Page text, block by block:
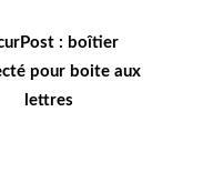
: boîtier
pour boite aux
lettres